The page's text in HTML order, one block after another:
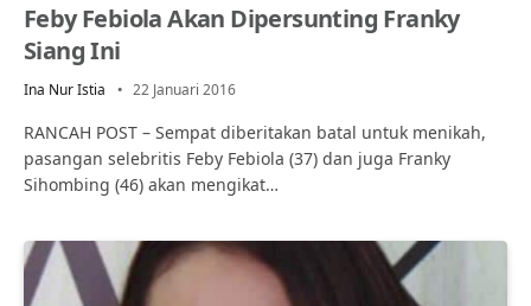
Feby Febiola Akan Dipersunting Franky
Siang Ini
Ina Nur Istia 22 Januari 2016
RANCAH POST – Sempat diberitakan batal untuk menikah,
pasangan selebritis Feby Febiola (37) dan juga Franky
Sihombing (46) akan mengikat…